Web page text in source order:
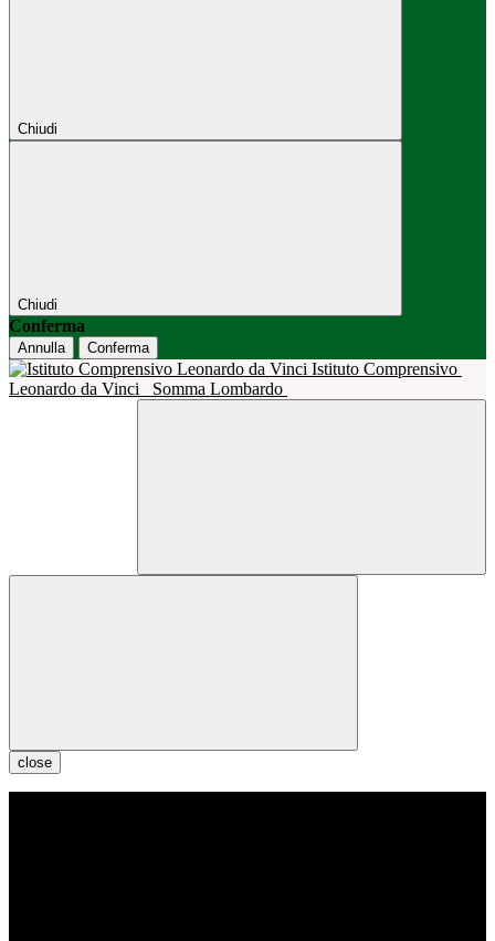
Chiudi
Chiudi
Conferma
Annulla Conferma
Istituto Comprensivo
Leonardo da Vinci
Somma Lombardo
close